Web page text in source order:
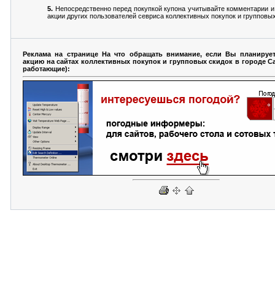
5. Непосредственно перед покупкой купона учитывайте комментарии
акции других пользователей севриса коллективных покупок и
Реклама на странице На что обращать внимание, если Вы
акцию на сайтах коллективных покупок и групповых скидок в городе
работающие):